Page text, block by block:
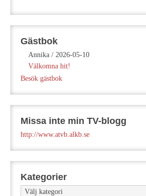
Gästbok
Annika / 2026-05-10
Välkomna hit!
Besök gästbok
Missa inte min TV-blogg
http://www.atvb.alkb.se
Kategorier
Kategorier